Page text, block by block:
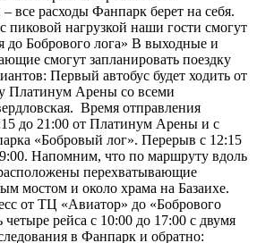
все расходы Фанпарк берет на себя.
пиковой нагрузкой наши гости смогут
до Бобрового лога» В выходные и
смогут запланировать поездку
Первый автобус будет ходить от
Платинум Арены со всеми
Время отправления
до 21:00 от Платинум Арены и с
«Бобровый лог». Перерыв с 12:15
Напомним, что по маршруту вдоль
перехватывающие
мостом и около храма на Базаихе.
от ТЦ «Авиатор» до «Бобрового
четыре рейса с 10:00 до 17:00 с двумя
в Фанпарк и обратно: